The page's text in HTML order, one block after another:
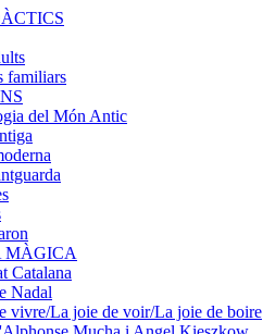
familiars
del Món Antic
MÀGICA
Catalana
Nadal
vivre/La joie de voir/La joie de boire